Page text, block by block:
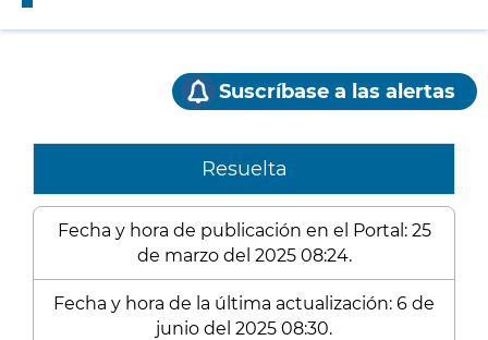
Suscríbase a las alertas
Resuelta
Fecha y hora de publicación en el Portal: 25
de marzo del 2025 08:24.
Fecha y hora de la última actualización: 6 de
junio del 2025 08:30.